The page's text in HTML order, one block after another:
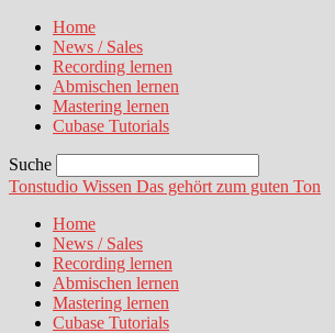
Home
News / Sales
Recording lernen
Abmischen lernen
Mastering lernen
Cubase Tutorials
Suche
Tonstudio Wissen Das gehört zum guten Ton
Home
News / Sales
Recording lernen
Abmischen lernen
Mastering lernen
Cubase Tutorials